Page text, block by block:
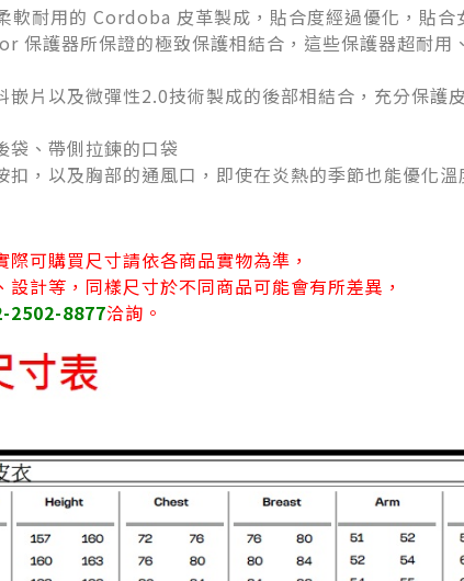
軟耐用的 Cordoba 皮革製成，貼合度經過優化，貼
保護器所保證的極致保護相結合，這些保護器超耐用
嵌片以及微彈性2.0技術製成的後部相結合，充分保護
袋、帶側拉鍊的口袋
扣，以及胸部的通風口，即使在炎熱的季節也能優化溫
可購買尺寸請依各商品實物為準，
計等，同樣尺寸於不同商品可能會有所差異，
2502-8877洽詢。